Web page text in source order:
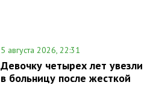
5 августа 2026, 22:31
Девочку четырех лет увезли
в больницу после жесткой